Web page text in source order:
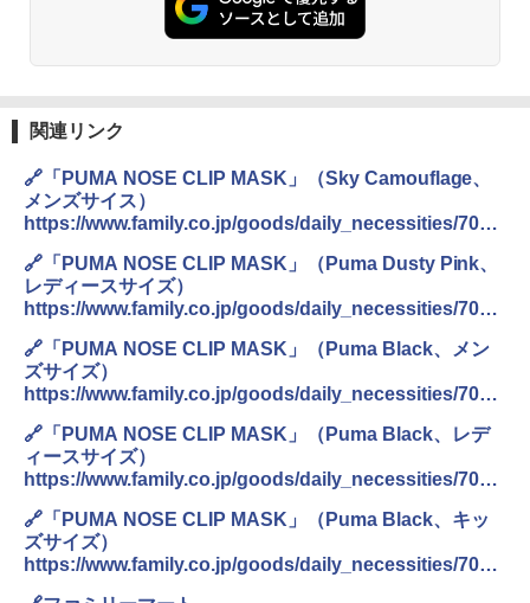
人用 折りたたみ 防災グッズ 災害用トイレ ビ
ーチ ピクニック ポップアップテント 携帯 簡
ENDLESS BASE 《めざましテレビで紹介》
テント ワンタッチ RENEW 幅200 2-3人用 43
￥5,999
[キャンパーズコレクション 山善] 傘みたいに
広げるだけ パッとサッとテント ブラックコ
ーティング フルクローズ メッシュ 3-4人用
ュ(BC仕様) PATC-150B(EB)
￥9,990
[キャンパーズコレクション 山善] 傘みたいに
広げるだけ パッとサッとテント キューブワ
イド ブラックコーティング フルクローズ メ
ッシュ 4人用 簡単設置 ポップアップテント P
ATCW-150B エクルベージュ
￥14,800
付き ヒグマ・イノシシ対策 自治体・教育機
関の購入実績 登山・キャンプ・アウトドア・
送
￥3,680
DEWEL パラソル 大型 ビーチ アウトドアパ
ラソル ガーデン サイトシート付 折りたたみ
き
￥6,459
着替えテント トイレテント 透けない【換気
通気窓付き】収納袋付き UVカット 防水 防災
コンパクト iimono117 (ブルー)
￥3,080
関連リンク
🔗「PUMA NOSE CLIP MASK」（Sky Camouflage、
メンズサイス）
https://www.family.co.jp/goods/daily_necessities/7021
🔗「PUMA NOSE CLIP MASK」（Puma Dusty Pink、
レディースサイズ）
https://www.family.co.jp/goods/daily_necessities/7022
🔗「PUMA NOSE CLIP MASK」（Puma Black、メン
ズサイズ）
https://www.family.co.jp/goods/daily_necessities/7022
🔗「PUMA NOSE CLIP MASK」（Puma Black、レデ
ィースサイズ）
https://www.family.co.jp/goods/daily_necessities/7022
🔗「PUMA NOSE CLIP MASK」（Puma Black、キッ
ズサイズ）
https://www.family.co.jp/goods/daily_necessities/7022